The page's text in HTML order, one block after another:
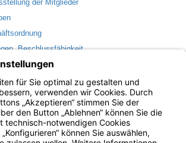
der Mitglieder
Beschlussfähigkeit
Amts- und Rechtshilfe
und Bindungswirkung der Beschlüsse